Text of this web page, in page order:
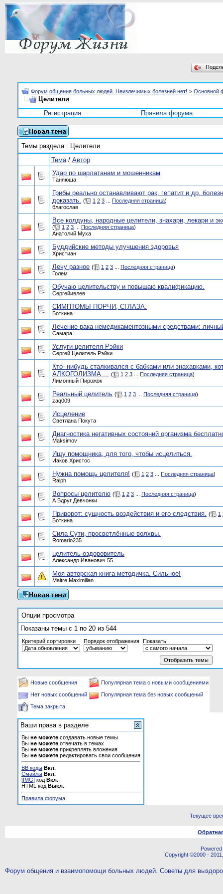
Форум общения больных людей. Неизлечимых болезней нет! > Основной
Целители
Регистрация
Правила форума
Темы раздела: Целители
Тема/ Автор
Удар по шарлатанам и мошенникам
Таняюша
Грибы реально останавливают рак, гепатит и др.
доказать. ( 1 2 3 Последняя страница)
благослав
Все колдуны, народные целители, знахари, лекари и
( 1 2 3 Последняя страница)
Анатолий Муха
Буддийские методы улучшения здоровья
Христиан
Лечу разное ( 1 2 3 Последняя страница)
Голем
Обучаю целительству и повышаю квалификацию.
Сергейивлев
СИМПТОМЫ ПОРЧИ, СГЛАЗА.
Боткина
Лечение рака немедикаментозными средствами:
Самара
Услуги целителя Рэйки
Сергей Целитель Рэйки
Кто- нибудь сталкивался с бабками или знахарками,
АЛКОГОЛИЗМА ... ( 1 2 3 Последняя страница)
Лимонный Пирожок
Реальный целитель ( 1 2 3 Последняя страница)
zaq009
Исцеление
Светлана Покута
Диагностика негативных состояний организма
Maksimov
Ищу помощника, для того, чтобы исцелиться.
Иаков Христос
Нужна помощь целителя! ( 1 2 3 Последняя страница)
Ralph
Вопросы целителю ( 1 2 3 Последняя страница)
А Вдруг Девчонки
Приворот: сущность воздействия и его следствия. ( 1
Боткина
Сила Сути, просветлённые волхвы.
Romario235
целитель-оздоровитель
Александр Иванович 55
Моя авторская книга-методичка. Сильное!
Maitre Maximilian
Опции просмотра
Показаны темы с 1 по 20 из 544
Критерий сортировки Порядок отображения Показать
Новые сообщения
Популярная тема с новыми сообщениями
Нет новых сообщений
Популярная тема без новых сообщений
Тема закрыта
Ваши права в разделе
Вы не можете создавать новые темы
Вы не можете отвечать в темах
Вы не можете прикреплять вложения
Вы не можете редактировать свои сообщения
BB коды Вкл.
Смайлы Вкл.
[IMG] код Вкл.
HTML код Выкл.
Правила форума
Текущее
Copyright ©2000 -
Форум общения и взаимопомощи больных людей. Советы для